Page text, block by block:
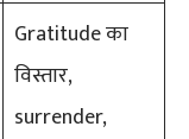
Gratitude का
विस्तार,
surrender,